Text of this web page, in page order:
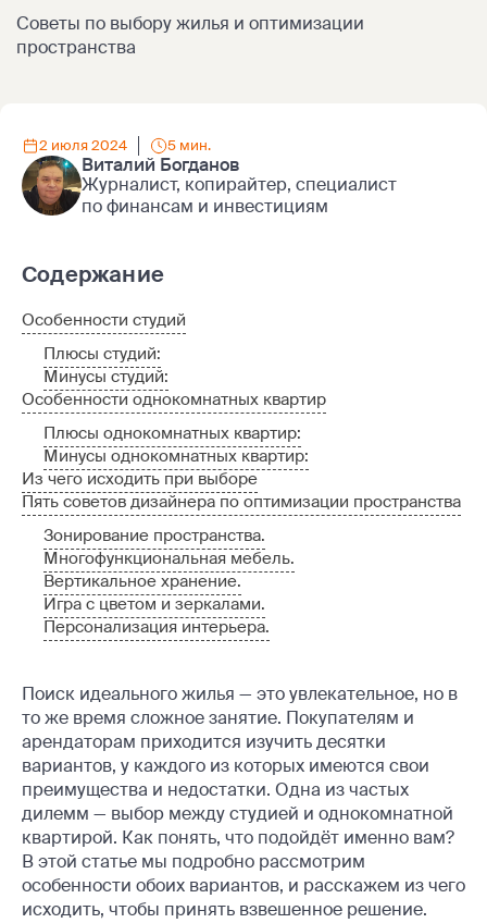
Советы по выбору жилья и оптимизации
пространства
Виталий Богданов
Журналист, копирайтер, специалист
по финансам и инвестициям
2 июля 2024 5 мин.
Содержание
Особенности студий
Плюсы студий:
Минусы студий:
Особенности однокомнатных квартир
Плюсы однокомнатных квартир:
Минусы однокомнатных квартир:
Из чего исходить при выборе
Пять советов дизайнера по оптимизации пространства
Зонирование пространства.
Многофункциональная мебель.
Вертикальное хранение.
Игра с цветом и зеркалами.
Персонализация интерьера.
Поиск идеального жилья — это увлекательное, но в
то же время сложное занятие. Покупателям и
арендаторам приходится изучить десятки
вариантов, у каждого из которых имеются свои
преимущества и недостатки. Одна из частых
дилемм — выбор между студией и однокомнатной
квартирой. Как понять, что подойдёт именно вам?
В этой статье мы подробно рассмотрим
особенности обоих вариантов, и расскажем из чего
исходить, чтобы принять взвешенное решение.